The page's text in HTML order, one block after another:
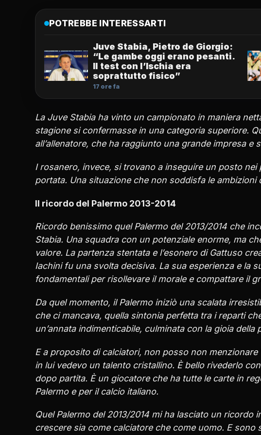
POTREBBE INTERESSARTI
Juve Stabia, Pietro de Giorgio:
“Le gambe oggi erano pesanti.
Il test con l’Ischia era
soprattutto fisico”
17 ore fa
La Juve Stabia ha vinto un campionato in maniera
stagione si confermasse in una categoria superiore.
all’allenatore, che ha raggiunto una grande impresa e
I rosanero, invece, si trovano a inseguire un posto
portata. Una situazione che non soddisfa le
Il ricordo del Palermo 2013-2014
Ricordo benissimo quel Palermo del 2013/2014 che
Stabia. Una squadra con un potenziale enorme, ma
valore. La partenza stentata e l’esonero di Gattuso
Iachini fu una svolta decisiva. La sua esperienza e la
fondamentali per risollevare il morale e compattare il
Da quel momento, il Palermo iniziò una scalata
che ci mancava, quella sintonia perfetta tra i reparti
un’annata indimenticabile, culminata con la gioia della
E a proposito di calciatori, non posso non menzionare
in lui vedevo un talento cristallino. È bello rivederlo
dopo partita. È un giocatore che ha tutte le carte in
Palermo e per il calcio italiano.
Quel Palermo del 2013/2014 mi ha lasciato un ricordo
crescere sia come calciatore che come uomo. E